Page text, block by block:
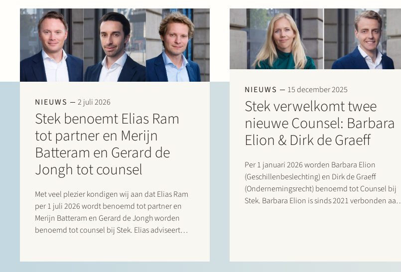
NIEUWS 2 juli 2026
Stek benoemt Elias Ram
tot partner en Merijn
Batteram en Gerard de
Jongh tot counsel
Met veel plezier kondigen wij aan dat Elias Ram
per 1 juli 2026 wordt benoemd tot partner en
Merijn Batteram en Gerard de Jongh worden
benoemd tot counsel bij Stek. Elias adviseert
NIEUWS 15 december 2025
Stek verwelkomt twee
nieuwe Counsel: Barbara
Elion & Dirk de Graeff
Per 1 januari 2026 worden Barbara Elion
(Geschillenbeslechting) en Dirk de Graeff
(Ondernemingsrecht) benoemd tot Counsel bij
Stek. Barbara Elion is sinds 2021 verbonden aan
als aandeelhoudersgeschillen,…